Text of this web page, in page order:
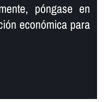
póngase en
económica para